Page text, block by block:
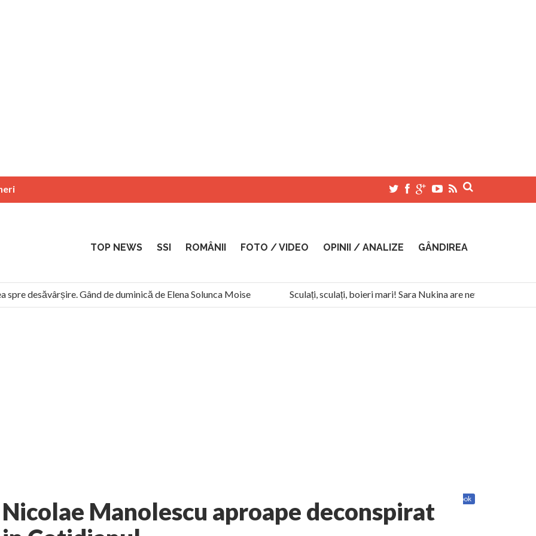
TOP NEWS SSI ROMÂNII FOTO / VIDEO OPINII / ANALIZE GÂNDIREA
desăvârșire. Gând de duminică de Elena Solunca Moise
Sculați, sculați, boieri mari! Sara Nukina are nevoie de ajutorul
“românii sunt slavi, nu latini”. Fostul agent ceaușist de la Humanitas militează pentru federalizarea României
Facebook
Nicolae Manolescu aproape deconspirat